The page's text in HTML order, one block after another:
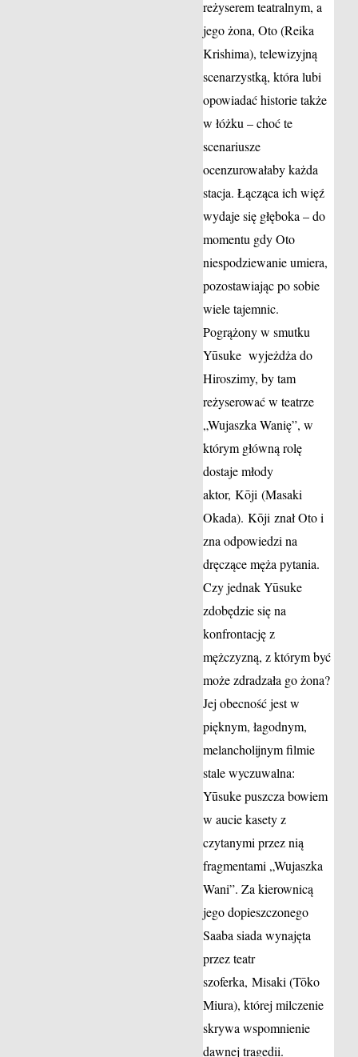
reżyserem teatralnym, a
jego żona, Oto (Reika
Krishima), telewizyjną
scenarzystką, która lubi
opowiadać historie także
w łóżku – choć te
scenariusze
ocenzurowałaby każda
stacja. Łącząca ich więź
wydaje się głęboka – do
momentu gdy Oto
niespodziewanie umiera,
pozostawiając po sobie
wiele tajemnic.
Pogrążony w smutku
Yūsuke wyjeżdża do
Hiroszimy, by tam
reżyserować w teatrze
„Wujaszka Wanię”, w
którym główną rolę
dostaje młody
aktor, Kōji (Masaki
Okada). Kōji znał Oto i
zna odpowiedzi na
dręczące męża pytania.
Czy jednak Yūsuke
zdobędzie się na
konfrontację z
mężczyzną, z którym być
może zdradzała go żona?
Jej obecność jest w
pięknym, łagodnym,
melancholijnym filmie
stale wyczuwalna:
Yūsuke puszcza bowiem
w aucie kasety z
czytanymi przez nią
fragmentami „Wujaszka
Wani”. Za kierownicą
jego dopieszczonego
Saaba siada wynajęta
przez teatr
szoferka, Misaki (Tōko
Miura), której milczenie
skrywa wspomnienie
dawnej tragedii.